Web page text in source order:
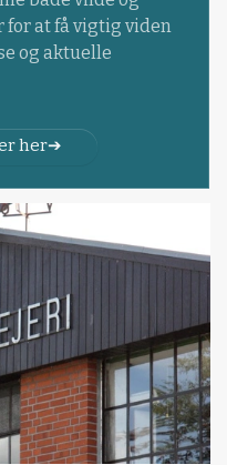
at få vigtig viden
og aktuelle
her